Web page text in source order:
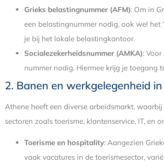
Grieks belastingnummer (AFM): Om in
een belastingnummer nodig, ook wel het
je bij het lokale belastingkantoor.
Socialezekerheidsnummer (AMKA):
nummer nodig. Hiermee krijg je toegang
2. Banen en werkgelegenheid
Athene heeft een diverse arbeidsmarkt,
sectoren zoals toerisme, klantenservice, IT, en
Toerisme en hospitality: Aangezien
vaak vacatures in de toerismesector,